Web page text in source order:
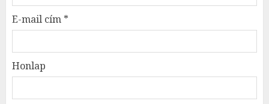
E-mail cím *
Honlap